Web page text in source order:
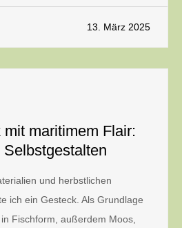
13. März 2025
maritimem Flair:
und herbstlichen
ich ein Gesteck. Als Grundlage
Fischform, außerdem Moos,